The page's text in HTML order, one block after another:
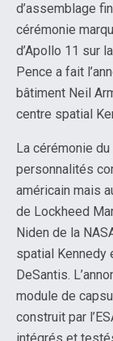
d’assemblage
cérémonie
d’Apollo 11 sur
Pence a fait
bâtiment Neil
centre spatial
La cérémonie
personnalités
américain mais
de Lockheed
Niden de la
spatial Kennedy
DeSantis.
module de
construit par